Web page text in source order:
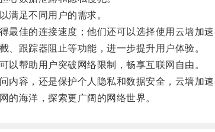
足不同用户的需求。
佳的连接速度；他们还可以选择使用云墙加速
跟踪器阻止等功能，进一步提升用户体验。
帮助用户突破网络限制，畅享互联网自由。
容，还是保护个人隐私和数据安全，云墙加速
海洋，探索更广阔的网络世界。